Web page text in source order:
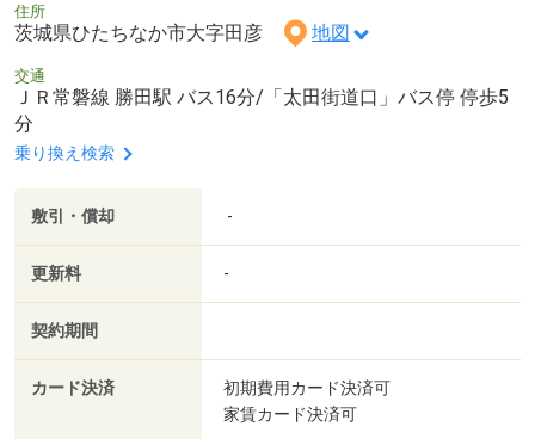
住所
茨城県ひたちなか市大字田彦 地図
交通
ＪＲ常磐線 勝田駅 バス16分/「太田街道口」バス停 停歩5
分
乗り換え検索
敷引・償却 -
更新料 -
契約期間
カード決済
初期費用カード決済可
家賃カード決済可